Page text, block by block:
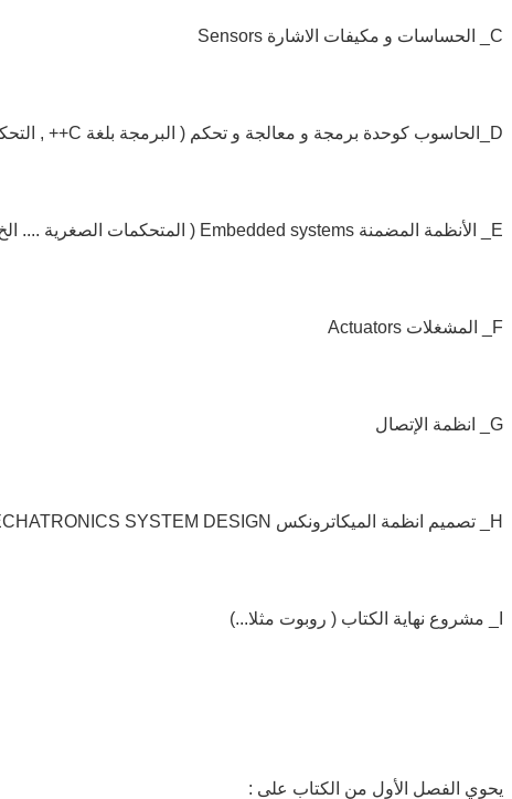
C_ الحساسات و مكيفات الاشارة Sensors
D_الحاسوب كوحدة برمجة و معالجة و تحكم ( البرمجة بلغة C++ , التحكم بمنافذ الحاسوب...)
E_ الأنظمة المضمنة Embedded systems ( المتحكمات الصغرية .... الخ)
F_ المشغلات Actuators
G_ انظمة الإتصال
H_ تصميم انظمة الميكاترونكس MECHATRONICS SYSTEM DESIGN
يحوي الفصل الأول من الكتاب على :